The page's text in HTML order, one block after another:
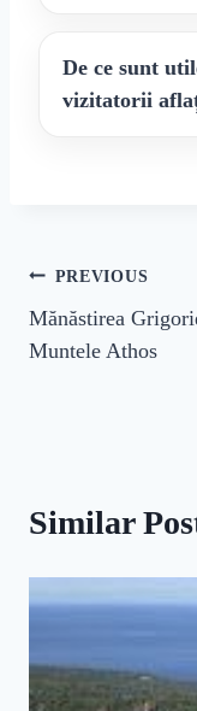
De ce sunt
vizitatorii
Navigare
în
PREVIOUS
Mănăstirea
Muntele Athos
Similar